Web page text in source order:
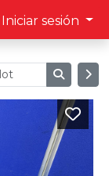
Iniciar sesión